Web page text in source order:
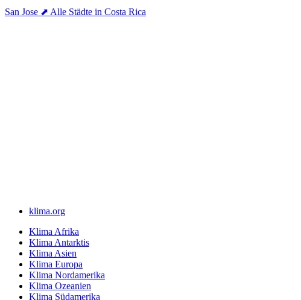
San Jose ⬈ Alle Städte in Costa Rica
klima.org
Klima Afrika
Klima Antarktis
Klima Asien
Klima Europa
Klima Nordamerika
Klima Ozeanien
Klima Südamerika